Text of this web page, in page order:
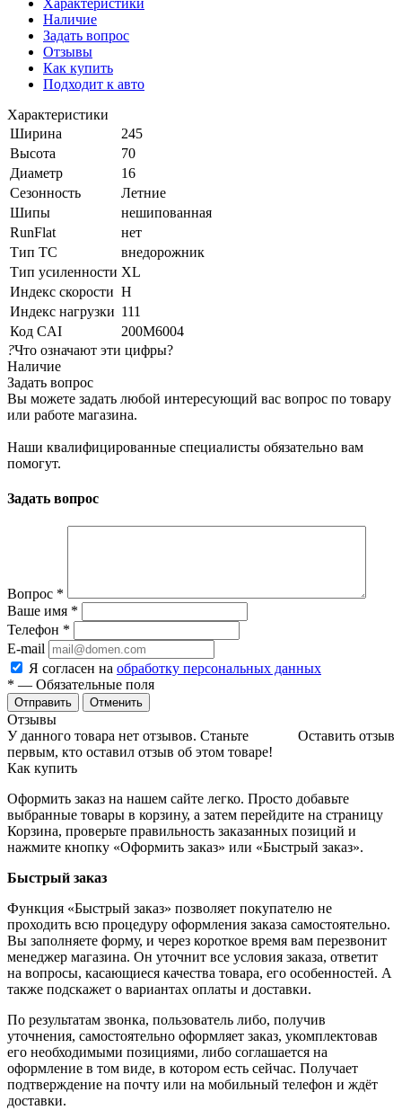
Наличие
Задать вопрос
Отзывы
Как купить
Подходит к авто
Характеристики
Ширина
245
Высота
70
Диаметр
16
Сезонность
Летние
Шипы
нешипованная
RunFlat
нет
Тип ТС
внедорожник
Тип усиленности XL
Индекс скорости H
Индекс нагрузки 111
Код CAI
200M6004
?Что означают эти цифры?
Наличие
Задать вопрос
Вы можете задать любой интересующий вас вопрос по товару
или работе магазина.
Наши квалифицированные специалисты обязательно вам
помогут.
Задать вопрос
Вопрос *
Ваше имя *
Телефон *
E-mail
Я согласен на обработку персональных данных
* — Обязательные поля
Отменить
Отзывы
Оставить отзыв
У данного товара нет отзывов. Станьте
первым, кто оставил отзыв об этом товаре!
Как купить
Оформить заказ на нашем сайте легко. Просто добавьте
выбранные товары в корзину, а затем перейдите на страницу
Корзина, проверьте правильность заказанных позиций и
нажмите кнопку «Оформить заказ» или «Быстрый заказ».
Быстрый заказ
Функция «Быстрый заказ» позволяет покупателю не
проходить всю процедуру оформления заказа самостоятельно.
Вы заполняете форму, и через короткое время вам перезвонит
менеджер магазина. Он уточнит все условия заказа, ответит
на вопросы, касающиеся качества товара, его особенностей. А
также подскажет о вариантах оплаты и доставки.
По результатам звонка, пользователь либо, получив
уточнения, самостоятельно оформляет заказ, укомплектовав
его необходимыми позициями, либо соглашается на
оформление в том виде, в котором есть сейчас. Получает
подтверждение на почту или на мобильный телефон и ждёт
доставки.